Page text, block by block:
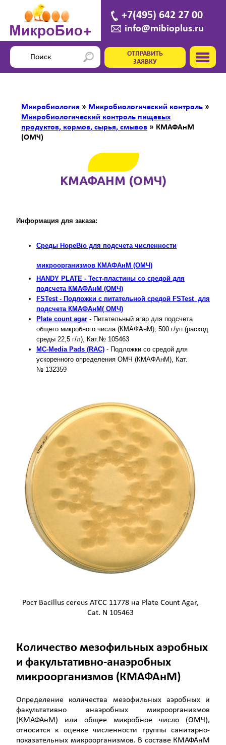
+7(495) 642 27 00
info@mibioplus.ru
ОТПРАВИТЬ
ЗАЯВКУ
Микробиология » Микробиологический контроль »
Микробиологический контроль пищевых
продуктов, кормов, сырья, смывов » КМАФАнМ
(ОМЧ)
КМАФАНМ (ОМЧ)
Информация для заказа:
Среды HopeBio для подсчета численности
микроорганизмов КМАФАнМ (ОМЧ)
HANDY PLATE - Тест-пластины со средой для
подсчета КМАФАнМ (ОМЧ)
FSTest - Подложки с питательной средой FSTest для
подсчета КМАФАнМ( ОМЧ)
Plate count agar - Питательный агар для подсчета
общего микробного числа (КМАФАнМ), 500 г/уп (расход
среды 22,5 г/л), Кат.№ 105463
MC-Media Pads (RAC) - Подложки со средой для
ускоренного определения ОМЧ (КМАФАнМ), Кат.
№ 132359
Рост Bacillus cereus ATCC 11778 на Plate Count Agar,
Cat. N 105463
Количество мезофильных аэробных
и факультативно-анаэробных
микроорганизмов (КМАФАнМ)
Определение количества мезофильных аэробных и
факультативно анаэробных микроорганизмов
(КМАФАнМ) или общее микробное число (ОМЧ),
относится к оценке численности группы санитарно-
показательных микроорганизмов. В составе КМАФАнМ